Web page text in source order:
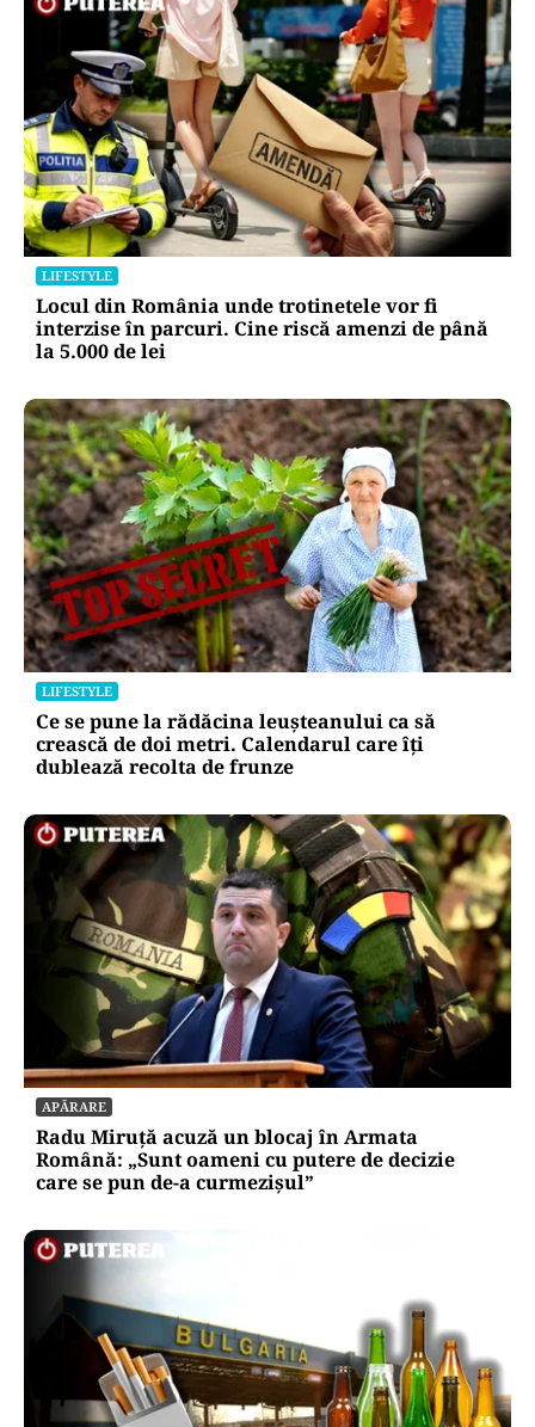
LIFESTYLE
Locul din România unde trotinetele vor fi
interzise în parcuri. Cine riscă amenzi de până
la 5.000 de lei
LIFESTYLE
Ce se pune la rădăcina leușteanului ca să
crească de doi metri. Calendarul care îți
dublează recolta de frunze
APĂRARE
Radu Miruță acuză un blocaj în Armata
Română: „Sunt oameni cu putere de decizie
care se pun de-a curmezișul”